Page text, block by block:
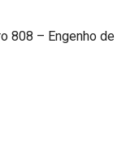
808 – Engenho de